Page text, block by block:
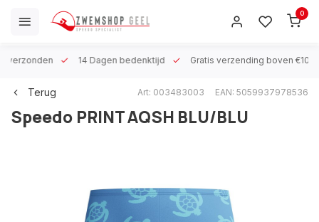
0
verzonden 14 Dagen bedenktijd Gratis verzending boven €100
Terug Art: 003483003 EAN: 5059937978536
Speedo PRINT AQSH BLU/BLU